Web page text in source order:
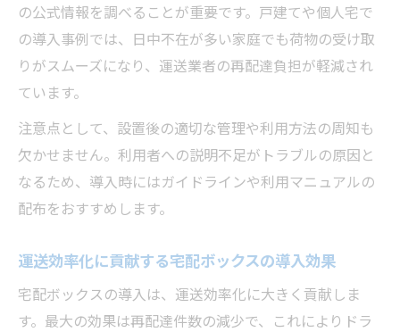
の公式情報を調べることが重要です。戸建てや個人宅で
の導入事例では、日中不在が多い家庭でも荷物の受け取
りがスムーズになり、運送業者の再配達負担が軽減され
ています。
注意点として、設置後の適切な管理や利用方法の周知も
欠かせません。利用者への説明不足がトラブルの原因と
なるため、導入時にはガイドラインや利用マニュアルの
配布をおすすめします。
運送効率化に貢献する宅配ボックスの導入効果
宅配ボックスの導入は、運送効率化に大きく貢献しま
す。最大の効果は再配達件数の減少で、これによりドラ